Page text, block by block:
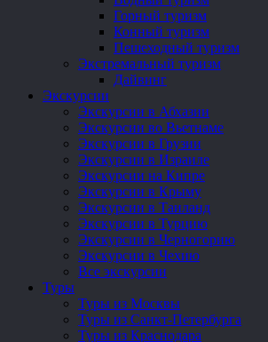
Горный туризм
Конный туризм
Пешеходный туризм
Экстремальный туризм
Дайвинг
Экскурсии
Экскурсии в Абхазии
Экскурсии во Вьетнаме
Экскурсии в Грузии
Экскурсии в Израиле
Экскурсии на Кипре
Экскурсии в Крыму
Экскурсии в Таиланд
Экскурсии в Турцию
Экскурсии в Черногорию
Экскурсии в Чехию
Все экскурсии
Туры
Туры из Москвы
Туры из Санкт-Петербурга
Туры из Краснодара